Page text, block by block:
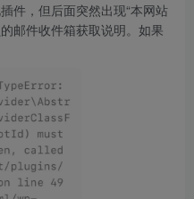
件，但后面突然出现“本网站
邮件收件箱获取说明。如果